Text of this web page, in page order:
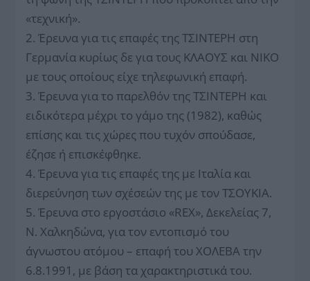
«τεχνική».
2. Έρευνα για τις επαφές της ΤΣΙΝΤΕΡΗ στη
Γερμανία κυρίως δε για τους ΚΛΑΟΥΣ και ΝΙΚΟ
με τους οποίους είχε τηλεφωνική επαφή.
3. Έρευνα για το παρελθόν της ΤΣΙΝΤΕΡΗ και
ειδικότερα μέχρι το γάμο της (1982), καθώς
επίσης και τις χώρες που τυχόν σπούδασε,
έζησε ή επισκέφθηκε.
4. Έρευνα για τις επαφές της με Ιταλία και
διερεύνηση των σχέσεών της με τον ΤΣΟΥΚΙΑ.
5. Έρευνα στο εργοστάσιο «REX», Δεκελείας 7,
Ν. Χαλκηδώνα, για τον εντοπισμό του
άγνωστου ατόμου – επαφή του ΧΟΛΕΒΑ την
6.8.1991, με βάση τα χαρακτηριστικά του.